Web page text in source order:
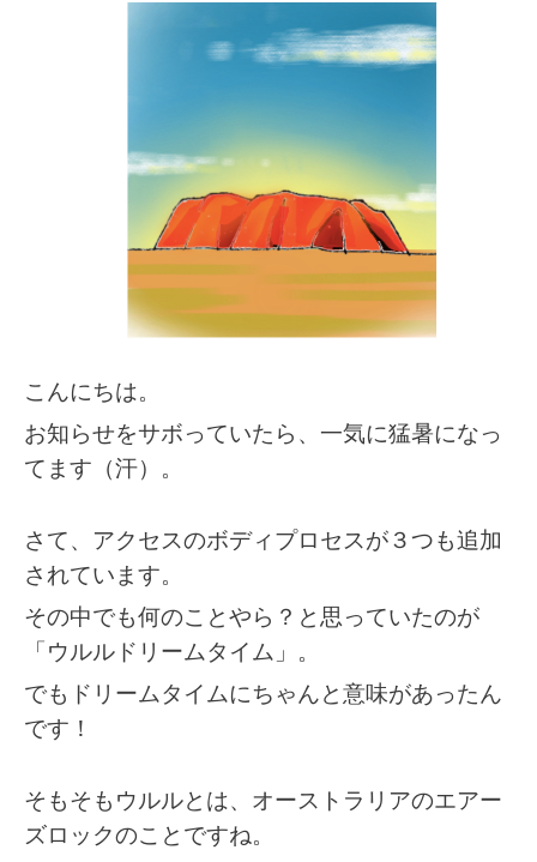
こんにちは。
お知らせをサボっていたら、一気に猛暑になっ
てます（汗）。
さて、アクセスのボディプロセスが ３つも追加
されています。
その中でも何のことやら？と思っていたのが
「ウルルドリームタイム」。
でもドリームタイムにちゃんと意味があったん
です！
そもそもウルルとは、オーストラリアのエアー
ズロックのことですね。